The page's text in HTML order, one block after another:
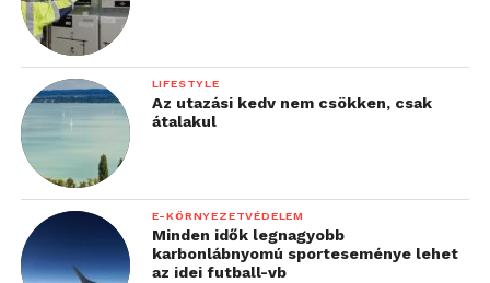
LIFESTYLE
Az utazási kedv nem csökken, csak
átalakul
E-KÖRNYEZETVÉDELEM
Minden idők legnagyobb
karbonlábnyomú sporteseménye lehet
az idei futball-vb